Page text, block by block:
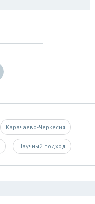
Карачаево-Черкесия
Научный подход